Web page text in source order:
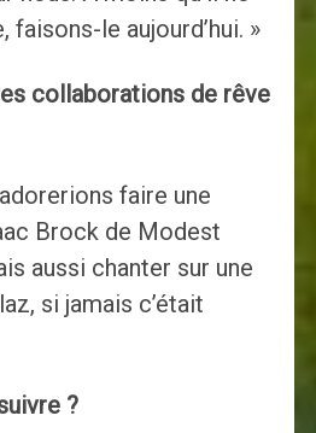
faisons-le aujourd’hui. »
collaborations de rêve
faire une
Brock de Modest
aussi chanter sur une
si jamais c’était
?